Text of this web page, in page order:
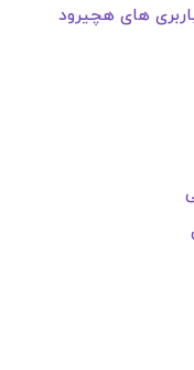
های هچیرود